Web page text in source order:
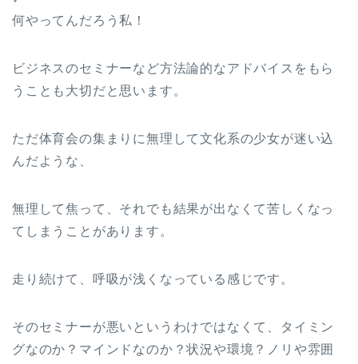
何やってんだろう私！
ビジネスのセミナーなど方法論的なアドバイスをもら
うことも大切だと思います。
ただ体育会の集まりに無理して文化系の少女が迷い込
んだような、
無理して焦って、それでも結果が出なくて苦しくなっ
てしまうことがあります。
走り続けて、呼吸が浅くなっている感じです。
そのセミナーが悪いというわけではなくて、タイミン
グなのか？マインドなのか？状況や環境？ノリや雰囲